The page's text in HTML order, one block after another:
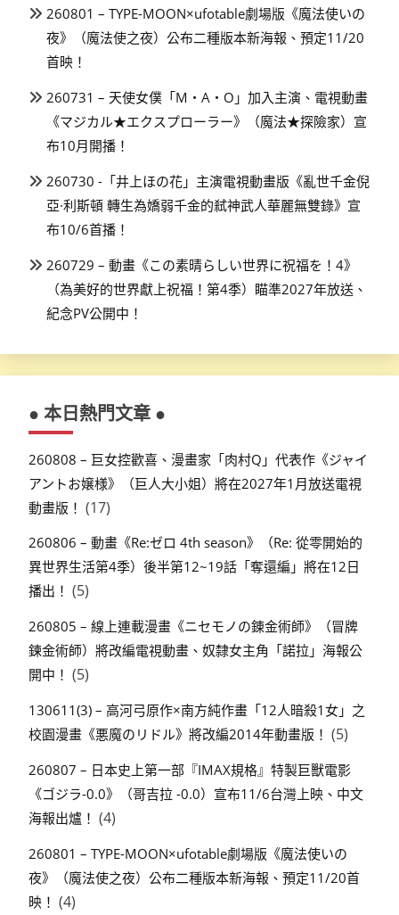
260801 – TYPE-MOON×ufotable劇場版《魔法使いの
夜》（魔法使之夜）公布二種版本新海報、預定11/20
首映！
260731 – 天使女僕「M・A・O」加入主演、電視動畫
《マジカル★エクスプローラー》（魔法★探險家）宣
布10月開播！
260730 -「井上ほの花」主演電視動畫版《亂世千金倪
亞·利斯頓 轉生為嬌弱千金的弒神武人華麗無雙錄》宣
布10/6首播！
260729 – 動畫《この素晴らしい世界に祝福を！4》
（為美好的世界獻上祝福！第4季）瞄準2027年放送、
紀念PV公開中！
● 本日熱門文章 ●
260808 – 巨女控歡喜、漫畫家「肉村Q」代表作《ジャイ
アントお嬢様》（巨人大小姐）將在2027年1月放送電視
動畫版！ (17)
260806 – 動畫《Re:ゼロ 4th season》（Re: 從零開始的
異世界生活第4季）後半第12~19話「奪還編」將在12日
播出！ (5)
260805 – 線上連載漫畫《ニセモノの錬金術師》（冒牌
鍊金術師）將改編電視動畫、奴隸女主角「諾拉」海報公
開中！ (5)
130611(3) – 高河弓原作×南方純作畫「12人暗殺1女」之
校園漫畫《悪魔のリドル》將改編2014年動畫版！ (5)
260807 – 日本史上第一部『IMAX規格』特製巨獸電影
《ゴジラ-0.0》（哥吉拉 -0.0）宣布11/6台灣上映、中文
海報出爐！ (4)
260801 – TYPE-MOON×ufotable劇場版《魔法使いの
夜》（魔法使之夜）公布二種版本新海報、預定11/20首
映！ (4)